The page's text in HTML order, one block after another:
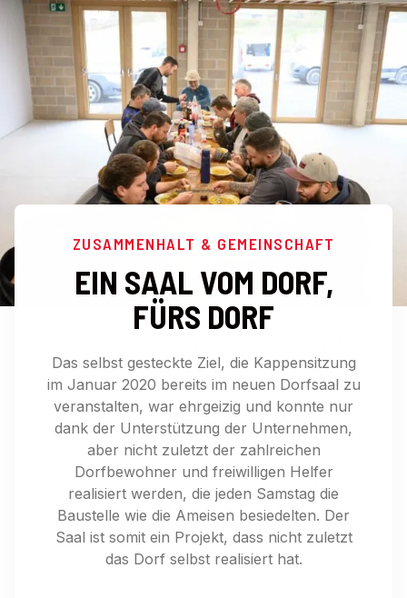
ZUSAMMENHALT & GEMEINSCHAFT
EIN SAAL VOM DORF,
FÜRS DORF
Das selbst gesteckte Ziel, die Kappensitzung
im Januar 2020 bereits im neuen Dorfsaal zu
veranstalten, war ehrgeizig und konnte nur
dank der Unterstützung der Unternehmen,
aber nicht zuletzt der zahlreichen
Dorfbewohner und freiwilligen Helfer
realisiert werden, die jeden Samstag die
Baustelle wie die Ameisen besiedelten. Der
Saal ist somit ein Projekt, dass nicht zuletzt
das Dorf selbst realisiert hat.